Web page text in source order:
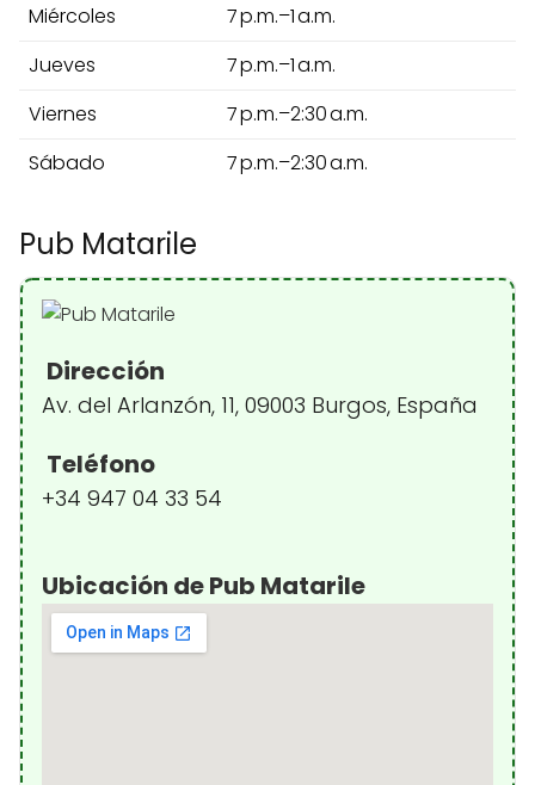
Miércoles
7 p.m.–1 a.m.
Jueves
7 p.m.–1 a.m.
Viernes
7 p.m.–2:30 a.m.
Sábado
7 p.m.–2:30 a.m.
Pub Matarile
Dirección
Av. del Arlanzón, 11, 09003 Burgos, España
Teléfono
+34 947 04 33 54
Ubicación de Pub Matarile